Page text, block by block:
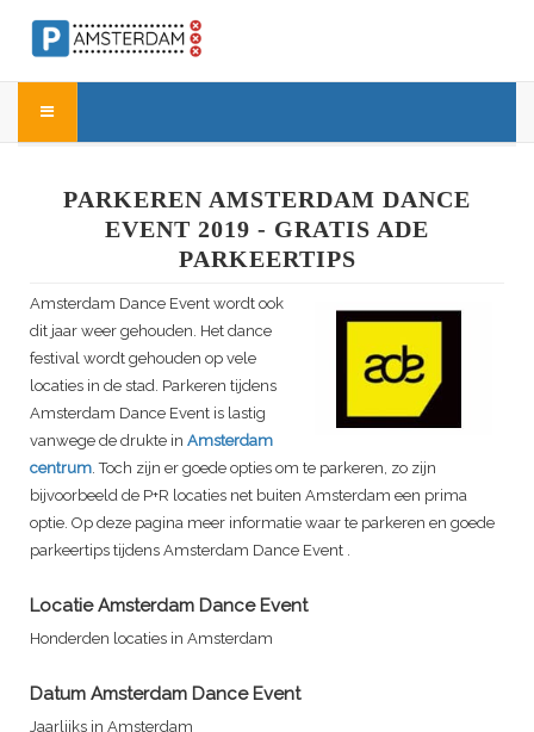
PARKEREN AMSTERDAM DANCE
EVENT 2019 - GRATIS ADE
PARKEERTIPS
Amsterdam Dance Event wordt ook
dit jaar weer gehouden. Het dance
festival wordt gehouden op vele
locaties in de stad. Parkeren tijdens
Amsterdam Dance Event is lastig
vanwege de drukte in Amsterdam
centrum. Toch zijn er goede opties om te parkeren, zo zijn
bijvoorbeeld de P+R locaties net buiten Amsterdam een prima
optie. Op deze pagina meer informatie waar te parkeren en goede
parkeertips tijdens Amsterdam Dance Event .
LocatieAmsterdam Dance Event
Honderden locaties in Amsterdam
Datum Amsterdam Dance Event
Jaarlijks in Amsterdam